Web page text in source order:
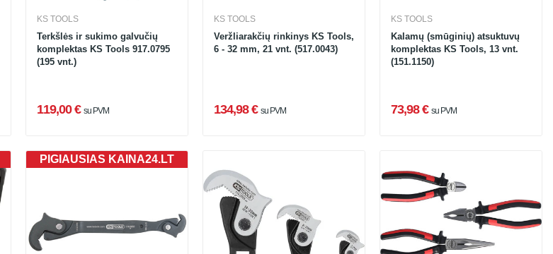
KS TOOLS
Terkšlės ir sukimo galvučių
komplektas KS Tools 917.0795
(195 vnt.)
119,00 € su PVM
KS TOOLS
Veržliarakčių rinkinys KS Tools,
6 - 32 mm, 21 vnt. (517.0043)
134,98 € su PVM
KS TOOLS
Kalamų (smūginių) atsuktuvų
komplektas KS Tools, 13 vnt.
(151.1150)
73,98 € su PVM
PIGIAUSIAS KAINA24.LT